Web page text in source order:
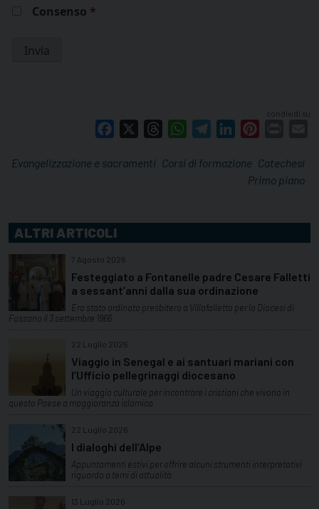
Consenso *
condividi su
Facebook ThreadsWhatsAppTelegramLinkedIn
Catechesi
Corsi di formazione
Evangelizzazione e sacramenti
Primo piano
ALTRI ARTICOLI
7 Agosto 2026
Festeggiato a Fontanelle padre Cesare Falletti
a sessant’anni dalla sua ordinazione
Era stato ordinato presbitero a Villafalletto per la Diocesi di
Fossano il 3 settembre 1966
22 Luglio 2026
Viaggio in Senegal e ai santuari mariani con
l’Ufficio pellegrinaggi diocesano
Un viaggio culturale per incontrare i cristiani che vivono in
questo Paese a maggioranza islamica
22 Luglio 2026
I dialoghi dell’Alpe
Appuntamenti estivi per offrire alcuni strumenti interpretativi
riguardo a temi di attualità
13 Luglio 2026